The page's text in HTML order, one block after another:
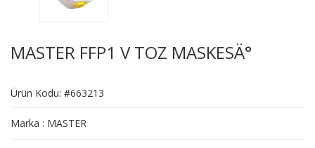
MASTER FFP1 V TOZ MASKESÄ°
Ürün Kodu: #663213
Marka : MASTER